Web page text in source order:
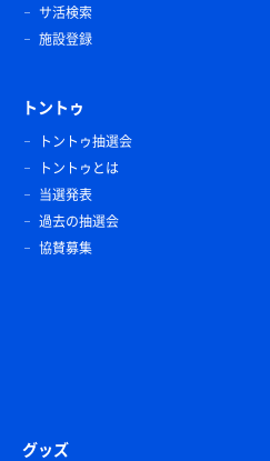
サ活検索
施設登録
トントゥ
トントゥ抽選会
トントゥとは
当選発表
過去の抽選会
協賛募集
グッズ